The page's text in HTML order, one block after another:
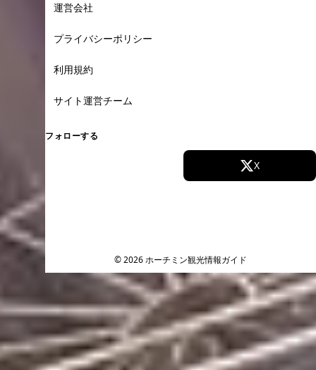
運営会社
プライバシーポリシー
利用規約
サイト運営チーム
フォローする
X
© 2026 ホーチミン観光情報ガイド